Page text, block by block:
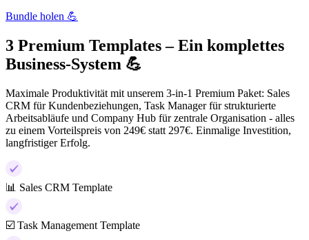
Bundle holen 💪
3 Premium Templates – Ein komplettes
Business-System 💪
Maximale Produktivität mit unserem 3-in-1 Premium Paket: Sales
CRM für Kundenbeziehungen, Task Manager für strukturierte
Arbeitsabläufe und Company Hub für zentrale Organisation - alles
zu einem Vorteilspreis von 249€ statt 297€. Einmalige Investition,
langfristiger Erfolg.
📊 Sales CRM Template
☑️ Task Management Template